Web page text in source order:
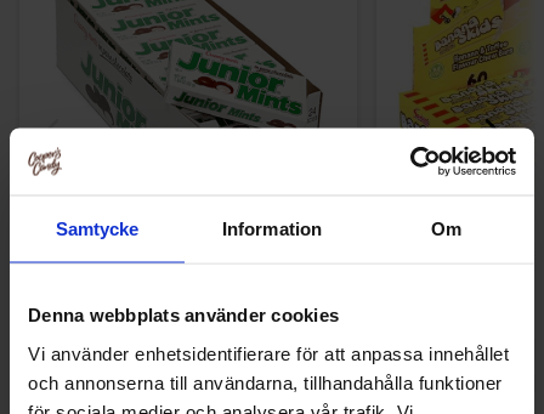
Samtycke Information Om
Denna webbplats använder cookies
Vi använder enhetsidentifierare för att anpassa innehållet
och annonserna till användarna, tillhandahålla funktioner
643.47 kr
Köp Köp